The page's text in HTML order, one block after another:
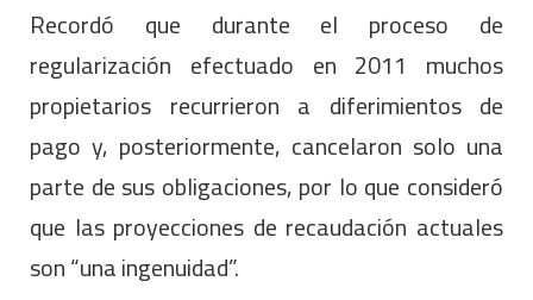
Recordó que durante el proceso de
regularización efectuado en 2011 muchos
propietarios recurrieron a diferimientos de
pago y, posteriormente, cancelaron solo una
parte de sus obligaciones, por lo que consideró
que las proyecciones de recaudación actuales
son “una ingenuidad”.